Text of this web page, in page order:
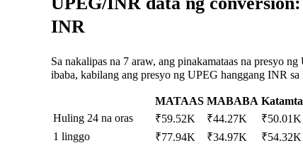
INR
Sa nakalipas na 7 araw, ang pinakamataas na presyo
ibaba, kabilang ang presyo ng UPEG hanggang INR sa
MATAAS MABABA
Huling 24 na oras
₹59.52K ₹44.27K ₹50.01K
1 linggo
₹77.94K ₹34.97K ₹54.32K